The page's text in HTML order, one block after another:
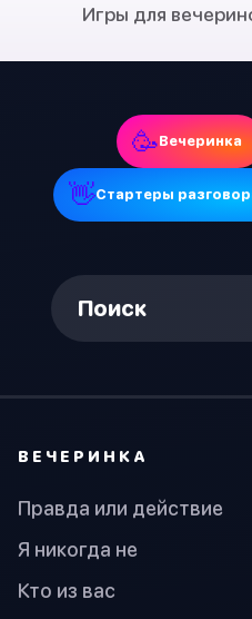
Игры для
🥳Вечеринка
👋Стартеры
Поиск
ВЕЧЕРИНКА
Правда или действие
Я никогда не
Кто из вас